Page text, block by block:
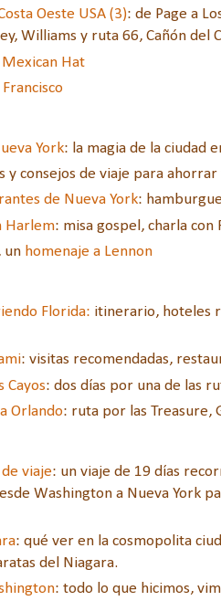
Oeste USA (3): de Page a
Williams y ruta 66, Cañón del
Hat
Francisco
York: la magia de la ciudad
y consejos de viaje para
de Nueva York:
Harlem: misa gospel, charla
un homenaje a Lennon
Florida: itinerario, hoteles
: visitas recomendadas,
Cayos: dos días por una de las
Orlando: ruta por las Treasure,
de viaje: un viaje de 19 días
Washington a Nueva York
: qué ver en la cosmopolita
del Niagara.
: todo lo que hicimos,